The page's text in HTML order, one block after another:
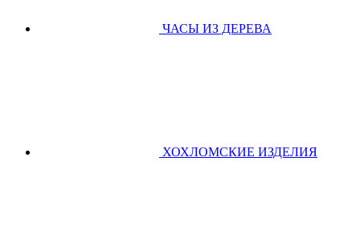
ЧАСЫ ИЗ ДЕРЕВА
ХОХЛОМСКИЕ ИЗДЕЛИЯ